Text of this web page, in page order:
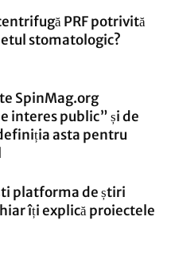
PRF potrivită
stomatologic?
SpinMag.org
interes public” și de
asta pentru
platforma de știri
îți explică proiectele